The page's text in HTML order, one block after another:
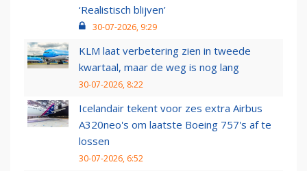
‘Realistisch blijven’
30-07-2026, 9:29
KLM laat verbetering zien in tweede
kwartaal, maar de weg is nog lang
30-07-2026, 8:22
Icelandair tekent voor zes extra Airbus
A320neo's om laatste Boeing 757's af te
lossen
30-07-2026, 6:52